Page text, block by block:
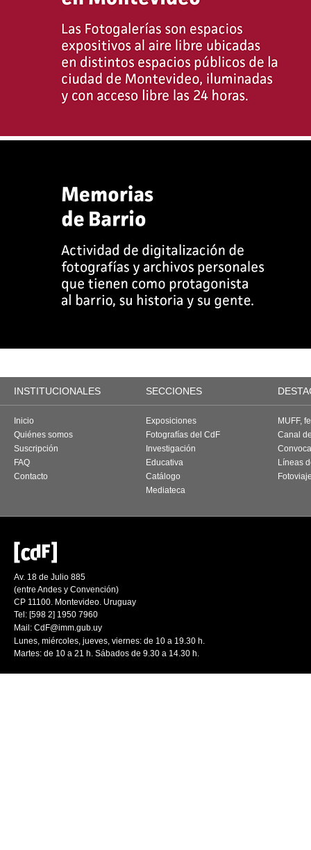
INSTITUCIONALES SECCIONES
Inicio
Quiénes somos
Suscripción
FAQ
Contacto
Exposiciones
Fotografías del CdF
Investigación
Educativa
Catálogo
Mediateca
MUFF,
Canal
Líneas
Av. 18 de Julio 885
(entre Andes y Convención)
CP 11100. Montevideo. Uruguay
Tel: [598 2] 1950 7960
Mail: CdF@imm.gub.uy
Lunes, miércoles, jueves, viernes: de 10 a 19.30 h.
Martes: de 10 a 21 h. Sábados de 9.30 a 14.30 h.